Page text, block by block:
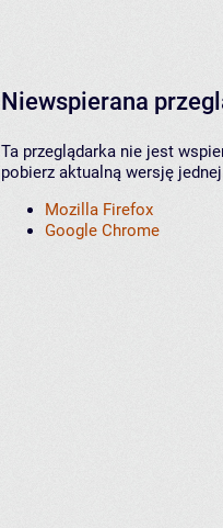
Niewspierana
Ta przeglądarka nie jest
pobierz aktualną wersję
Mozilla Firefox
Google Chrome